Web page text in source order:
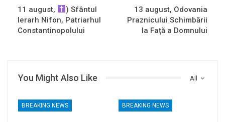
11 august,
) Sfântul
Ierarh Nifon, Patriarhul
Constantinopolului
13 august, Odovania
Praznicului Schimbării
la Faţă a Domnului
All
You Might Also Like
BREAKING NEWS BREAKING NEWS